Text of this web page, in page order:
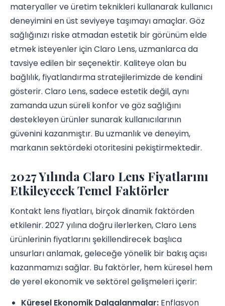
materyaller ve üretim teknikleri kullanarak kullanıcı
deneyimini en üst seviyeye taşımayı amaçlar. Göz
sağlığınızı riske atmadan estetik bir görünüm elde
etmek isteyenler için Claro Lens, uzmanlarca da
tavsiye edilen bir seçenektir. Kaliteye olan bu
bağlılık, fiyatlandırma stratejilerimizde de kendini
gösterir. Claro Lens, sadece estetik değil, aynı
zamanda uzun süreli konfor ve göz sağlığını
destekleyen ürünler sunarak kullanıcılarının
güvenini kazanmıştır. Bu uzmanlık ve deneyim,
markanın sektördeki otoritesini pekiştirmektedir.
2027 Yılında Claro Lens Fiyatlarını
Etkileyecek Temel Faktörler
Kontakt lens fiyatları, birçok dinamik faktörden
etkilenir. 2027 yılına doğru ilerlerken, Claro Lens
ürünlerinin fiyatlarını şekillendirecek başlıca
unsurları anlamak, geleceğe yönelik bir bakış açısı
kazanmamızı sağlar. Bu faktörler, hem küresel hem
de yerel ekonomik ve sektörel gelişmeleri içerir:
Küresel Ekonomik Dalgalanmalar: Enflasyon